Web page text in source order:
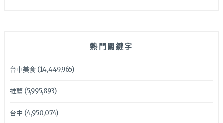
熱門關鍵字
台中美食(14,449,965)
推薦(5,995,893)
台中 (4,950,074)